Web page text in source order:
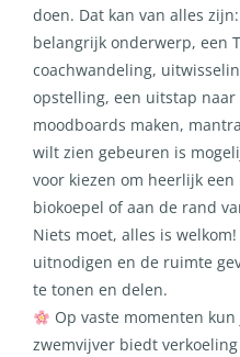
doen. Dat kan van alles
belangrijk onderwerp, een
coachwandeling,
opstelling, een uitstap
moodboards maken,
wilt zien gebeuren is
voor kiezen om heerlijk
biokoepel of aan de rand
Niets moet, alles is
uitnodigen en de ruimte
te tonen en delen.
Op vaste momenten
zwemvijver biedt